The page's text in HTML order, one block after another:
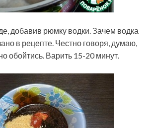
добавив рюмку водки. Зачем водка
в рецепте. Честно говоря, думаю,
обойтись. Варить 15-20 минут.